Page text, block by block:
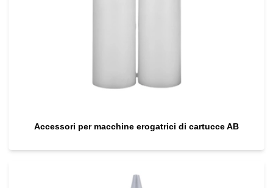
Accessori per macchine erogatrici di cartucce AB